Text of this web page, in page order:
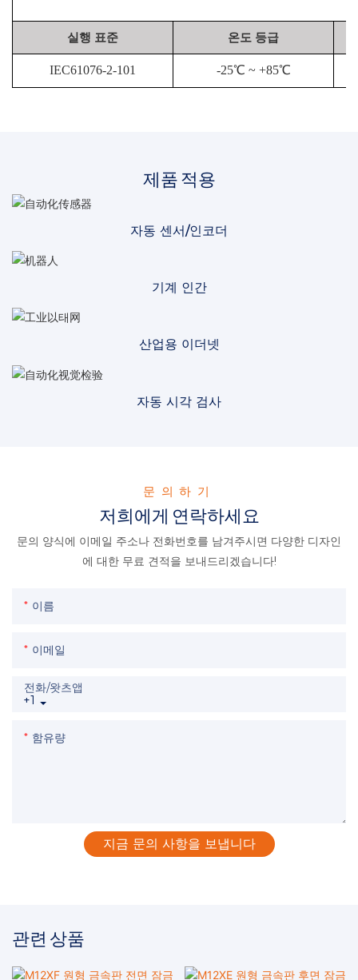
실행 표준 온도 등급
IEC61076-2-101 -25℃ ~ +85℃
제품 적용
자동 센서/인코더
기계 인간
산업용 이더넷
자동 시각 검사
문의하기
저희에게 연락하세요
문의 양식에 이메일 주소나 전화번호를 남겨주시면 다양한 디자인
에 대한 무료 견적을 보내드리겠습니다!
이름
이메일
+1
전화/왓츠앱
함유량
지금 문의 사항을 보냅니다
관련 상품